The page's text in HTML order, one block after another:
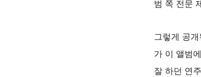
범 쪽 전문
그렇게 공
가 이 앨범
잘 하던 연